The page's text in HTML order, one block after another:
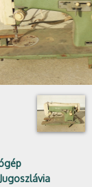
Jugoszlávia